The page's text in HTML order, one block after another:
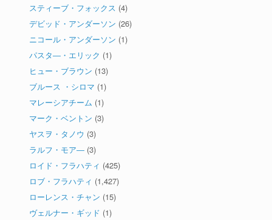
スティーブ・フォックス (4)
デビッド・アンダーソン (26)
ニコール・アンダーソン (1)
パスタ―・エリック (1)
ヒュー・ブラウン (13)
ブルース ・シロマ (1)
マレーシアチーム (1)
マーク・ベントン (3)
ヤスヲ・タノウ (3)
ラルフ・モア― (3)
ロイド・フラハティ (425)
ロブ・フラハティ (1,427)
ローレンス・チャン (15)
ヴェルナー・ギッド (1)